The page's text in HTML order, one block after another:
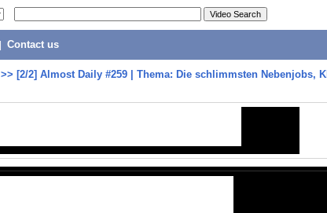
Contact us
>> [2/2] Almost Daily #259 | Thema: Die schlimmsten Nebenjobs, Kl